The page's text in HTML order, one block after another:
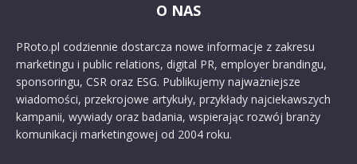
O NAS
PRoto.pl codziennie dostarcza nowe informacje z zakresu
marketingu i public relations, digital PR, employer brandingu,
sponsoringu, CSR oraz ESG. Publikujemy najważniejsze
wiadomości, przekrojowe artykuły, przykłady najciekawszych
kampanii, wywiady oraz badania, wspierając rozwój branży
komunikacji marketingowej od 2004 roku.